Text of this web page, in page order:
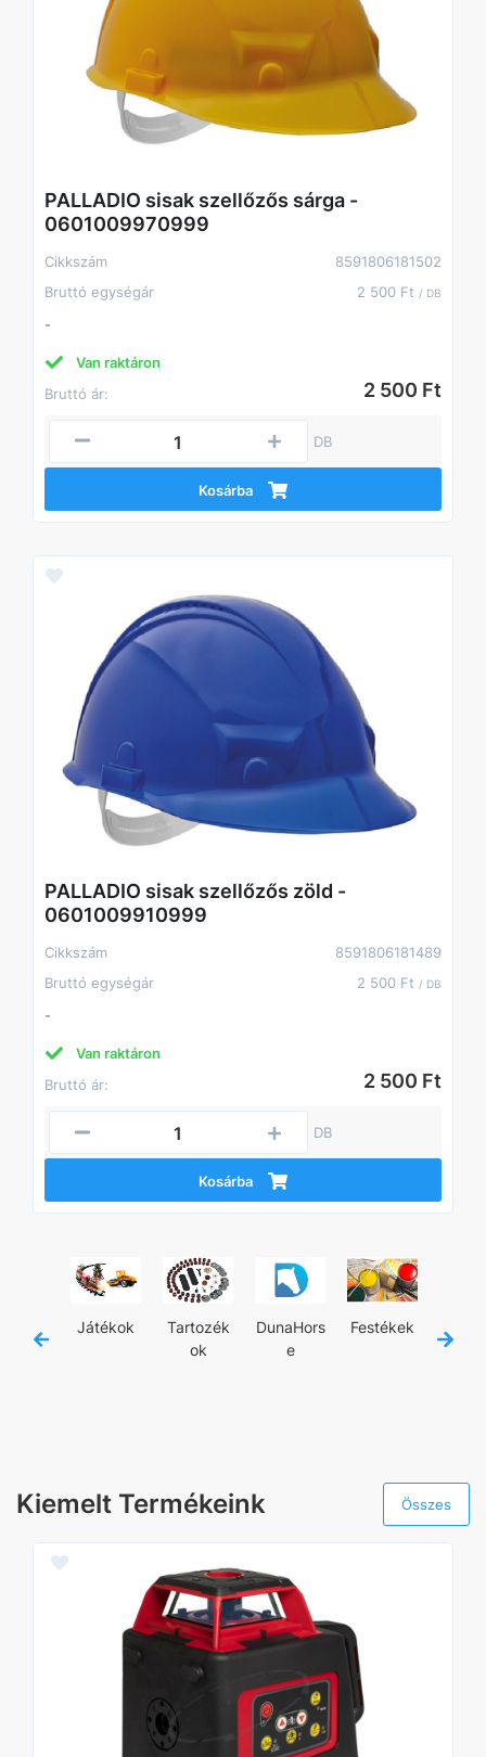
PALLADIO sisak szellőzős sárga -
0601009970999
Cikkszám
8591806181502
Bruttó egységár
2 500 Ft / DB
-
Van raktáron
Bruttó ár:
2 500 Ft
DB
Kosárba
PALLADIO sisak szellőzős zöld -
0601009910999
Cikkszám
8591806181489
Bruttó egységár
2 500 Ft / DB
-
Van raktáron
Bruttó ár:
2 500 Ft
DB
Kosárba
Játékok
Tartozék
ok
DunaHors
e
Festékek
Kiemelt Termékeink Összes